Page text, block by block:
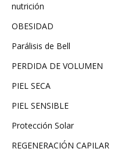
nutrición
OBESIDAD
Parálisis de Bell
PERDIDA DE VOLUMEN
PIEL SECA
PIEL SENSIBLE
Protección Solar
REGENERACIÓN CAPILAR